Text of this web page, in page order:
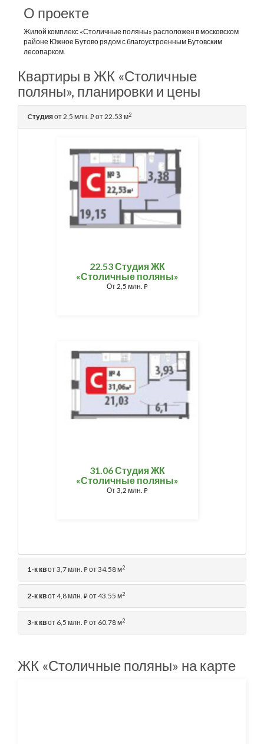
О проекте
Жилой комплекс «Столичные поляны» расположен в московском
районе Южное Бутово рядом с благоустроенным Бутовским
лесопарком.
Квартиры в ЖК «Столичные
поляны», планировки и цены
Cтудияот 2,5 млн. ⃏от 22.53 м2
22.53 Студия ЖК
«Столичные поляны»
От2,5 млн. ⃏
31.06 Студия ЖК
«Столичные поляны»
От3,2 млн. ⃏
1-к квот 3,7 млн. ⃏от 34.58 м2
2-к квот 4,8 млн. ⃏от 43.55 м2
3-к квот 6,5 млн. ⃏от 60.78 м2
ЖК «Столичные поляны» на карте